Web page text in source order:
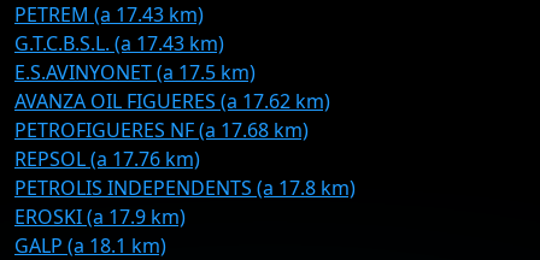
PETREM (a 17.43 km)
G.T.C.B.S.L. (a 17.43 km)
E.S.AVINYONET (a 17.5 km)
AVANZA OIL FIGUERES (a 17.62 km)
PETROFIGUERES NF (a 17.68 km)
REPSOL (a 17.76 km)
PETROLIS INDEPENDENTS (a 17.8 km)
EROSKI (a 17.9 km)
GALP (a 18.1 km)